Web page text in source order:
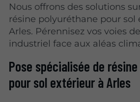
Nous offrons des solutions
résine polyuréthane pour sol
Arles. Pérennisez vos voies
industriel face aux aléas
Pose spécialisée de
pour sol extérieur à Arles